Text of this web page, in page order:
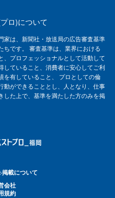
ロ)について
家は、新聞社・放送局の広告審査基準
ちです。 審査基準は、業界における
、プロフェッショナルとして活動して
していること、消費者に安心してご利
を有していること、 プロとしての倫
動ができることとし、人となり、仕事
した上で、基準を満たした方のみを掲
掲載について
会社
規約